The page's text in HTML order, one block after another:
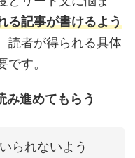
る記事が書けるよう
読者が得られる具体
す。
み進めてもらう
られないよう